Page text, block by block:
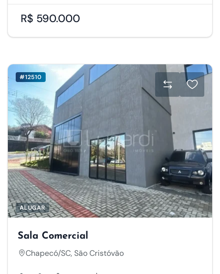
R$ 590.000
#12510
ALUGAR
Sala Comercial
Chapecó/SC, São Cristóvão